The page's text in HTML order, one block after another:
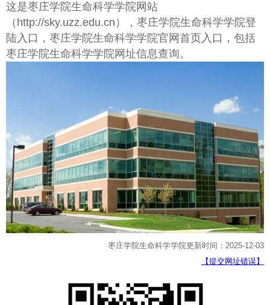
这是枣庄学院生命科学学院网站
（http://sky.uzz.edu.cn），枣庄学院生命科学学院登
陆入口，枣庄学院生命科学学院官网首页入口，包括
枣庄学院生命科学学院网址信息查询。
枣庄学院生命科学学院更新时间：2025-12-03
【提交网址错误】